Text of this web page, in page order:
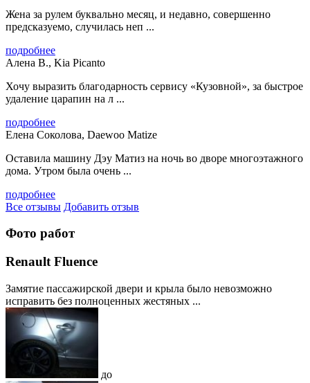
Жена за рулем буквально месяц, и недавно, совершенно
предсказуемо, случилась неп ...
подробнее
Алена В., Kia Picanto
Хочу выразить благодарность сервису «Кузовной», за быстрое
удаление царапин на л ...
подробнее
Елена Соколова, Daewoo Matize
Оставила машину Дэу Матиз на ночь во дворе многоэтажного
дома. Утром была очень ...
подробнее
Все отзывы Добавить отзыв
Фото работ
Renault Fluence
Замятие пассажирской двери и крыла было невозможно
исправить без полноценных жестяных ...
до